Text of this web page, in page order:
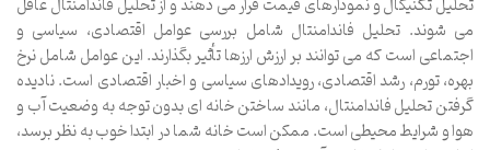
می شوند. تحلیل فاندامنتال شامل بررسی عوامل اقتصادی، سیاسی و
اجتماعی است که می توانند بر ارزش ارزها تأثیر بگذارند. این عوامل شامل نرخ
بهره، تورم، رشد اقتصادی، رویدادهای سیاسی و اخبار اقتصادی است. نادیده
گرفتن تحلیل فاندامنتال، مانند ساختن خانه ای بدون توجه به وضعیت آب و
هوا و شرایط محیطی است. ممکن است خانه شما در ابتدا خوب به نظر برسد،